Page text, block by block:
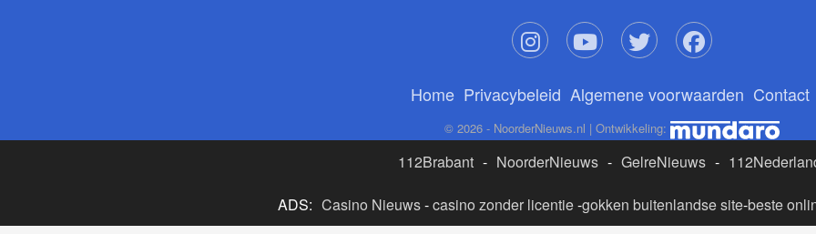
Home Privacybeleid Algemene voorwaarden Contact
© 2026 - NoorderNieuws.nl | Ontwikkeling:
112Brabant - NoorderNieuws - GelreNieuws -
ADS: Casino Nieuws-casino zonder licentie-gokken buitenlandse site-beste